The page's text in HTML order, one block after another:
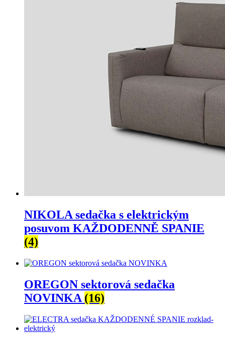
NIKOLA sedačka s elektrickým
posuvom KAŽDODENNĚ SPANIE
(4)
OREGON sektorová sedačka
NOVINKA (16)